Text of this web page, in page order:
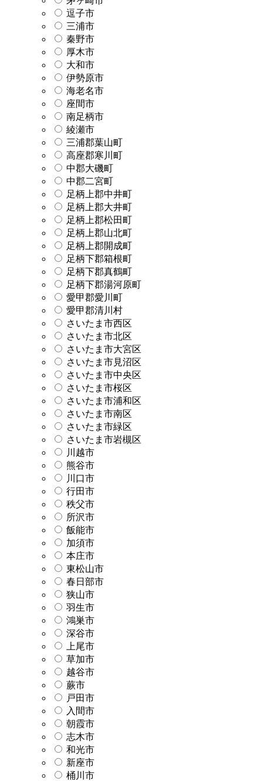
逗子市
三浦市
秦野市
厚木市
大和市
伊勢原市
海老名市
座間市
南足柄市
綾瀬市
三浦郡葉山町
高座郡寒川町
中郡大磯町
中郡二宮町
足柄上郡中井町
足柄上郡大井町
足柄上郡松田町
足柄上郡山北町
足柄上郡開成町
足柄下郡箱根町
足柄下郡真鶴町
足柄下郡湯河原町
愛甲郡愛川町
愛甲郡清川村
さいたま市西区
さいたま市北区
さいたま市大宮区
さいたま市見沼区
さいたま市中央区
さいたま市桜区
さいたま市浦和区
さいたま市南区
さいたま市緑区
さいたま市岩槻区
川越市
熊谷市
川口市
行田市
秩父市
所沢市
飯能市
加須市
本庄市
東松山市
春日部市
狭山市
羽生市
鴻巣市
深谷市
上尾市
草加市
越谷市
蕨市
戸田市
入間市
朝霞市
志木市
和光市
新座市
桶川市